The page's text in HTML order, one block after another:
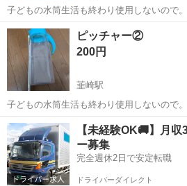
子どもの水筒生活も終わり使用しないので
いので良かったらどうぞ。
山梨 韮崎市 食器
ピッチャー②
200円
韮崎駅
子どもの水筒生活も終わり使用しないので
いので良かったらどうぞ。
山梨 韮崎市 韮崎駅 食器 水
【未経験OK🚚】月
ー募集
完全週休2日で安定転職
ドライバーダイレクト